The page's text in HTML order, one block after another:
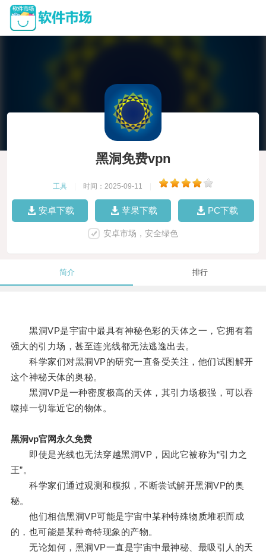
黑洞免费vpn
工具 时间：2025-09-11
安卓下载 苹果下载 PC下载
安卓市场，安全绿色
简介 排行
黑洞VP是宇宙中最具有神秘色彩的天体之一，它拥有着
强大的引力场，甚至连光线都无法逃逸出去。
科学家们对黑洞VP的研究一直备受关注，他们试图解开
这个神秘天体的奥秘。
黑洞VP是一种密度极高的天体，其引力场极强，可以吞
噬掉一切靠近它的物体。
黑洞vp官网永久免费
即使是光线也无法穿越黑洞VP，因此它被称为“引力之
王”。
科学家们通过观测和模拟，不断尝试解开黑洞VP的奥
秘。
他们相信黑洞VP可能是宇宙中某种特殊物质堆积而成
的，也可能是某种奇特现象的产物。
无论如何，黑洞VP一直是宇宙中最神秘、最吸引人的天